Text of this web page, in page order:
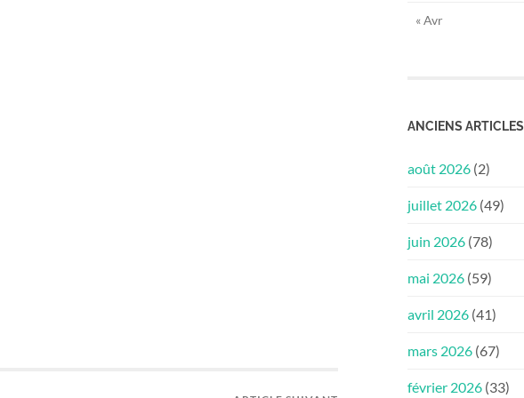
« Avr
ANCIENS ARTICLES
août 2026 (2)
juillet 2026 (49)
juin 2026 (78)
mai 2026 (59)
avril 2026 (41)
mars 2026 (67)
février 2026 (33)